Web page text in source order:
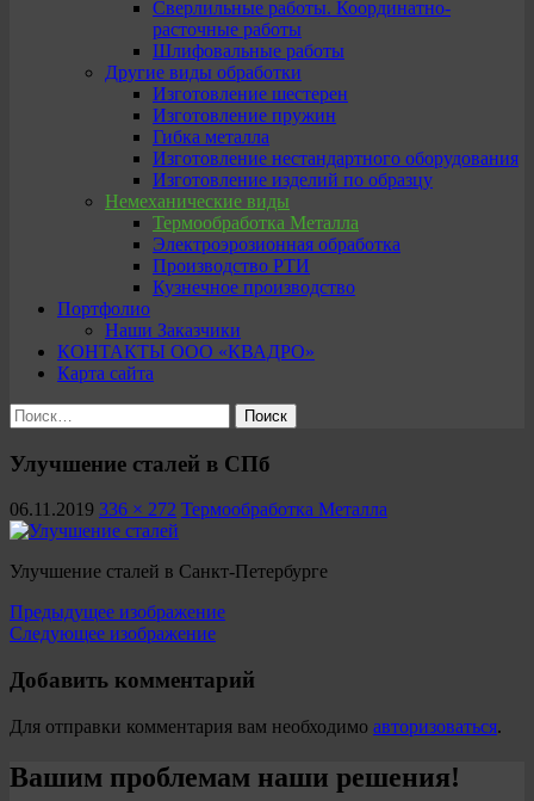
Сверлильные работы. Координатно-
расточные работы
Шлифовальные работы
Другие виды обработки
Изготовление шестерен
Изготовление пружин
Гибка металла
Изготовление нестандартного оборудования
Изготовление изделий по образцу
Немеханические виды
Термообработка Металла
Электроэрозионная обработка
Производство РТИ
Кузнечное производство
Портфолио
Наши Заказчики
КОНТАКТЫ ООО «КВАДРО»
Карта сайта
Найти:
Улучшение сталей в СПб
06.11.2019 336 × 272 Термообработка Металла
Улучшение сталей в Санкт-Петербурге
Предыдущее изображение
Следующее изображение
Добавить комментарий
Для отправки комментария вам необходимо авторизоваться.
Вашим проблемам наши решения!